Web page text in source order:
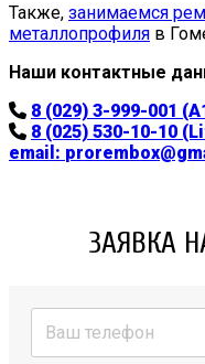
Также, занимаемся
металлопрофиля в
Наши контактные
8 (029) 3-999-001
8 (025) 530-10-10
email:
ЗАЯВКА